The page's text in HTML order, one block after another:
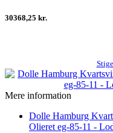
30368,25 kr.
Mere information
Dolle Hamburg
Olieret eg-85-11 -